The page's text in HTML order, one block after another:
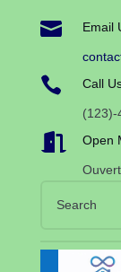
 Email
 Call
(123)-
 Open